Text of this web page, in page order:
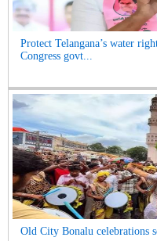
Protect Telangana’s water
Congress govt...
Old City Bonalu celebrations